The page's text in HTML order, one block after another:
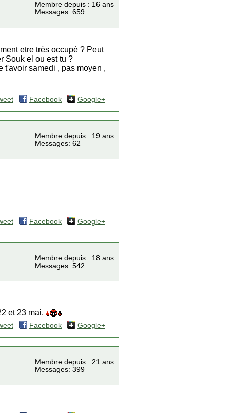
Membre depuis : 16 ans
Messages: 659
etre très occupé ? Peut
Souk el ou est tu ?
t'avoir samedi , pas moyen ,
Facebook Google+
Membre depuis : 19 ans
Messages: 62
Facebook Google+
Membre depuis : 18 ans
Messages: 542
et 23 mai.
Facebook Google+
Membre depuis : 21 ans
Messages: 399